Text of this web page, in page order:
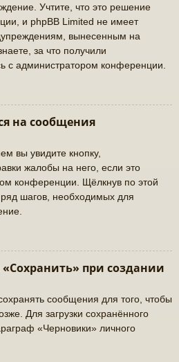
Учтите, что это решение
и phpBB Limited не имеет
вынесенным на
за что получили
с администратором конференции.
на сообщения
вы увидите кнопку,
жалобы на него, если это
конференции. Щёлкнув по этой
шагов, необходимых для
при создании
сообщения для того, чтобы
Для загрузки сохранённого
«Черновики» личного